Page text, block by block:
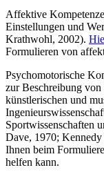
Affektive
Einstellungen und
Krathwohl, 2002).
Formulieren von
Psychomotorische
zur Beschreibung
künstlerischen und
Sportwissenschaften
Dave, 1970; Kennedy
Ihnen beim
helfen kann.